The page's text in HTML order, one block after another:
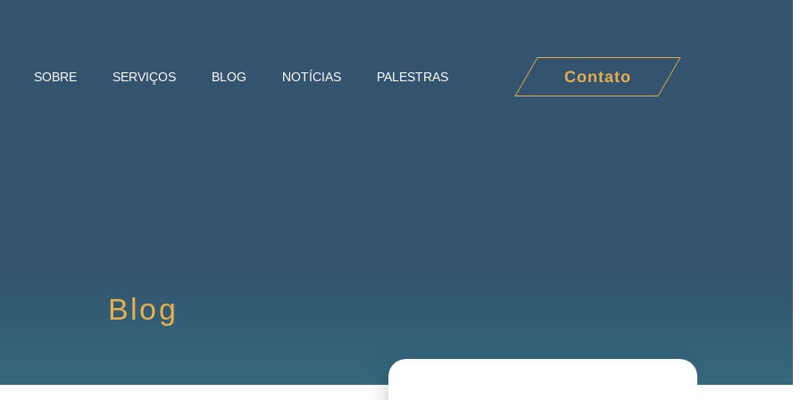
SOBRE SERVIÇOS BLOG NOTÍCIAS PALESTRAS Contato
Blog